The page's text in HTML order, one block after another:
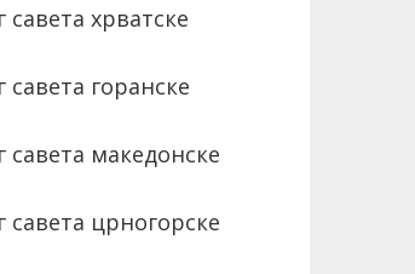
хрватске
горанске
македонске
црногорске